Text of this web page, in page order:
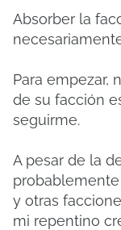
Absorber la
Para empezar,
de su facción
seguirme.
A pesar de la
y otras
mi repentino